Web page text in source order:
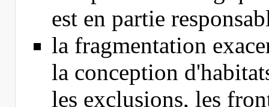
est en partie
la fragmentation
la conception
les exclusions, les